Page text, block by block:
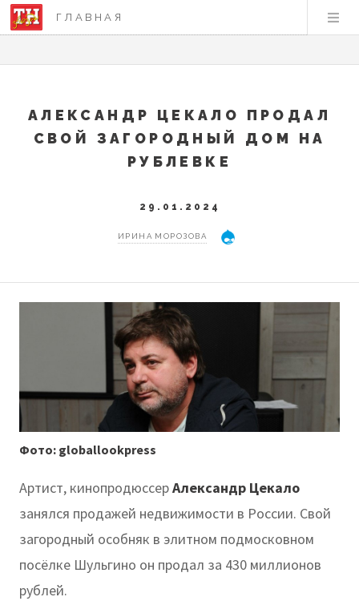
ГЛАВНАЯ
АЛЕКСАНДР ЦЕКАЛО ПРОДАЛ
СВОЙ ЗАГОРОДНЫЙ ДОМ НА
РУБЛЕВКЕ
29.01.2024
ИРИНА МОРОЗОВА
Фото: globallookpress
Артист, кинопродюссерАлександр Цекало
занялся продажей недвижимости в России. Свой
загородный особняк в элитном подмосковном
посёлке Шульгино он продал за 430 миллионов
рублей.